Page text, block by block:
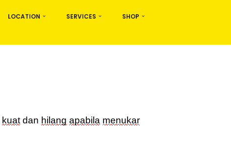
LOCATION SERVICES
SHOP
kuat dan hilang apabila menukar